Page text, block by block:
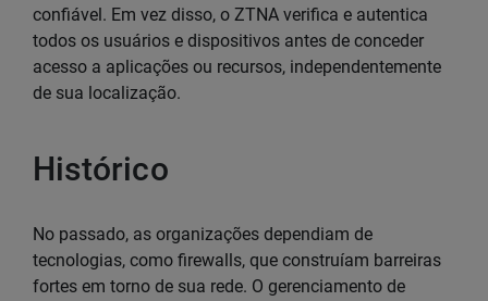
confiável. Em vez disso, o ZTNA verifica e autentica
todos os usuários e dispositivos antes de conceder
acesso a aplicações ou recursos, independentemente
de sua localização.
Histórico
No passado, as organizações dependiam de
tecnologias, como firewalls, que construíam barreiras
fortes em torno de sua rede. O gerenciamento de